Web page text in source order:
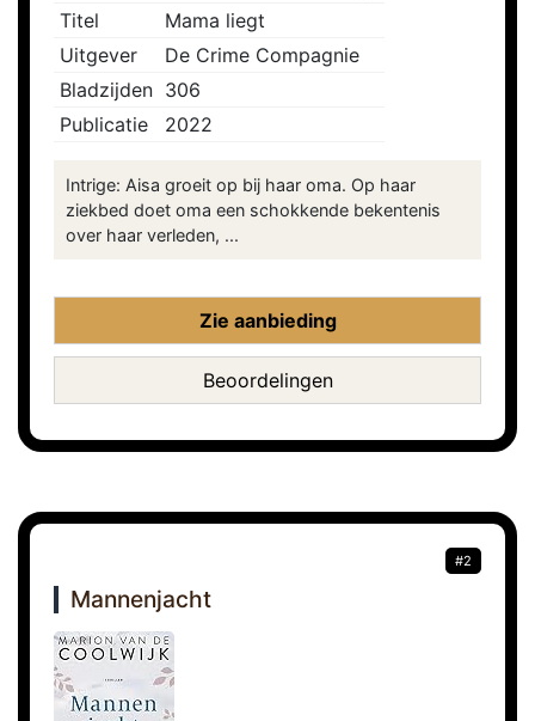
Titel
Mama liegt
Uitgever
De Crime Compagnie
Bladzijden 306
Publicatie
2022
Intrige: Aisa groeit op bij haar oma. Op haar
ziekbed doet oma een schokkende bekentenis
over haar verleden, ...
Zie aanbieding
Beoordelingen
#2
Mannenjacht